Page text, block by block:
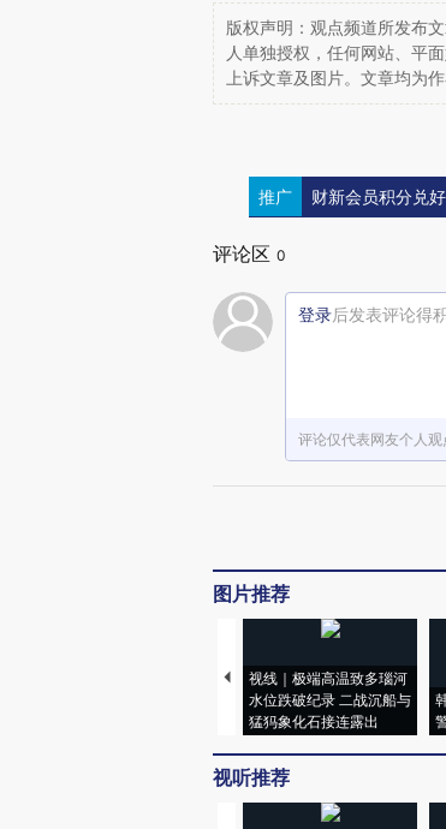
版权声明：观点频道所发布
人单独授权，任何网站、平
上诉文章及图片。文章均为
推广 财新会员积分兑
评论区 0
登录后发表评论得
评论仅代表网友个人
图片推荐
视线｜极端高温致多瑙河
水位跌破纪录 二战沉船与
猛犸象化石接连露出
视听推荐